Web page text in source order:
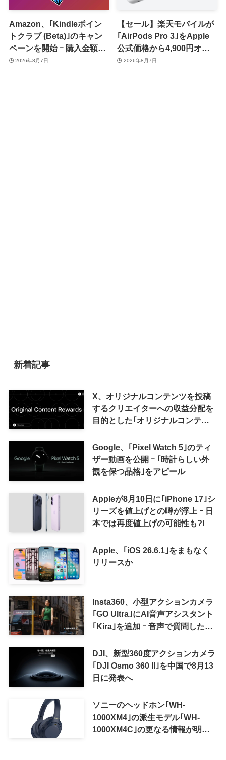
Amazon、｢Kindleポイン
トクラブ (Beta)｣のキャン
ペーンを開始 ｰ 購入金額に
応じて来月のポイント還元
2026年8月7日
【セール】楽天モバイルが
｢AirPods Pro 3｣をApple
公式価格から4,900円オフ
で販売中
2026年8月7日
新着記事
X、オリジナルコンテンツを投稿
するクリエイターへの収益分配を
目的とした｢オリジナルコンテン
来の｢収益分配｣は廃止
Google、｢Pixel Watch 5｣のティ
ザー動画を公開 ｰ ｢時計らしい外
観を保つ品格｣をアピール
Appleが8月10日に｢iPhone 17｣シ
リーズを値上げとの噂が浮上 ｰ 日
本では再度値上げの可能性も?!
Apple、｢iOS 26.6.1｣をまもなく
リリースか
Insta360、小型アクションカメラ
｢GO Ultra｣にAI音声アシスタント
｢Kira｣を追加 ｰ 音声で質問した
可能に
DJI、新型360度アクションカメラ
｢DJI Osmo 360 II｣を中国で8月13
日に発表へ
ソニーのヘッドホン｢WH-
1000XM4｣の派生モデル｢WH-
1000XM4C｣の更なる情報が明ら